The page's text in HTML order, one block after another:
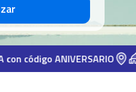
ANIVERSARIO